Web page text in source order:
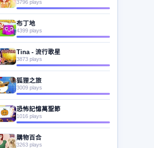
3796 plays
布丁地
4399 plays
Tina - 流行歌星
3873 plays
狐狸之旅
3009 plays
恐怖記憶萬聖節
1016 plays
購物百合
3263 plays